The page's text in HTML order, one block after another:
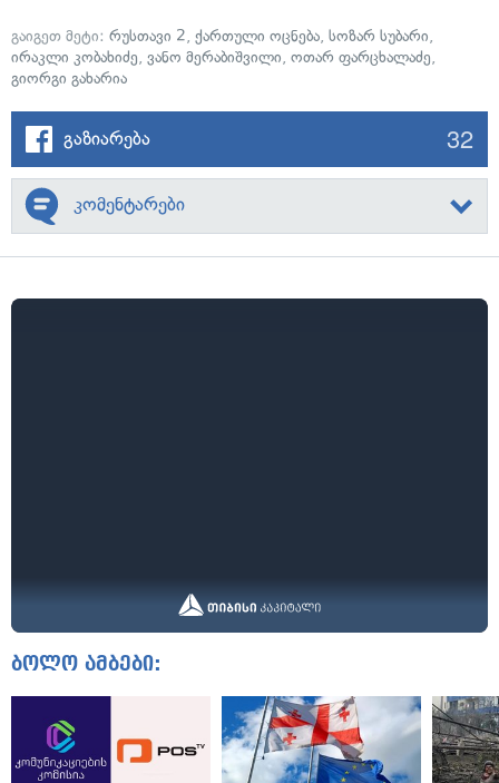
გაიგეთ მეტი: რუსთავი 2, ქართული ოცნება, სოზარ სუბარი,
ირაკლი კობახიძე, ვანო მერაბიშვილი, ოთარ ფარცხალაძე,
გიორგი გახარია
გაზიარება 32
კომენტარები
ბოლო ამბები: